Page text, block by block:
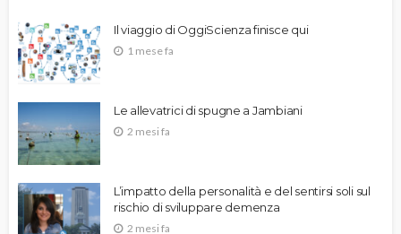
Il viaggio di OggiScienza finisce qui
1 mese fa
Le allevatrici di spugne a Jambiani
2 mesi fa
L’impatto della personalità e del sentirsi soli sul
rischio di sviluppare demenza
2 mesi fa